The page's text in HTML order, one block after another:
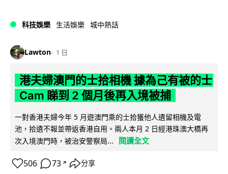
科技娛樂 生活娛樂 城中熱話
Lawton 1 日
港夫婦澳門的士拾相機 據為己有被的士
Cam 睇到 2 個月後再入境被捕
一對香港夫婦今年 5 月遊澳門乘的士拾獲他人遺留相機及電
池，拾遺不報並帶返香港自用。兩人本月 2 日經港珠澳大橋再
次入境澳門時，被治安警察局...
閱讀全文
506 73 ↗ 分享